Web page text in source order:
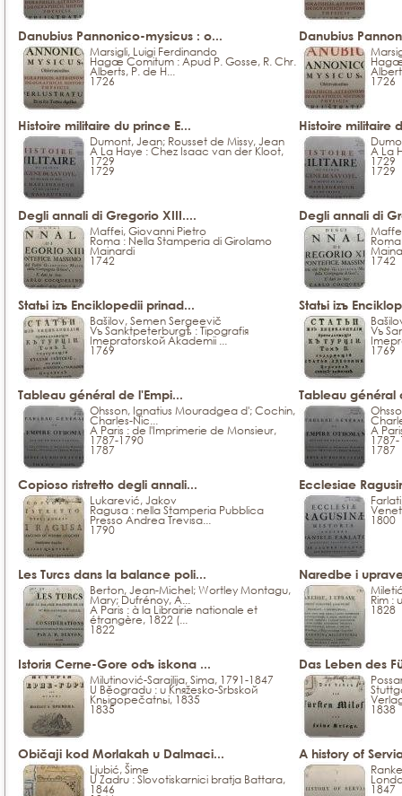
Danubius Pannonico-mysicus : o...
Marsigli, Luigi Ferdinando
Hagæ Comitum : Apud P. Gosse, R. Chr.
Alberts, P. de H...
1726
Danubius
Hagæ
1726
Histoire militaire du prince E...
Dumont, Jean; Rousset de Missy, Jean
A La Haye : Chez Isaac van der Kloot,
1729
1729
Histoire militaire
A La
1729
1729
Degli annali di Gregorio XIII....
Maffei, Giovanni Pietro
Roma : Nella Stamperia di Girolamo
Mainardi
1742
Degli annali di
1742
Statьi izъ Enciklopedіi prinad...
Bašilov, Semen Sergeevič
Vъ Sanktpeterburgѣ : Tipografiя
Imepratorskoй Akademii ...
1769
Statьi izъ
Vъ
1769
Tableau général de l'Empi...
Ohsson, Ignatius Mouradgea d'; Cochin,
Charles-Nic...
A Paris : de l'Imprimerie de Monsieur,
1787-1790
1787
Tableau général
A
1787
Copioso ristretto degli annali...
Lukarević, Jakov
Ragusa : nella Stamperia Pubblica
Presso Andrea Trevisa...
1790
Ecclesiae
1800
Les Turcs dans la balance poli...
Berton, Jean-Michel; Wortley Montagu,
Mary; Dufrénoy, A...
A Paris : à la Librairie nationale et
étrangère, 1822 (...
1822
Naredbe i
Rim :
1828
Istorія Cerne-Gore odъ iskona ...
Milutinović-Sarajlija, Sima, 1791-1847
U Běogradu : u Knяžesko-Srbskoй
Knьigopečatnьi, 1835
1835
Das Leben des
1838
Običaji kod Morlakah u Dalmaci...
Ljubić, Šime
U Zadru : Slovotiskarnici bratja Battara,
1846
A history of
1847